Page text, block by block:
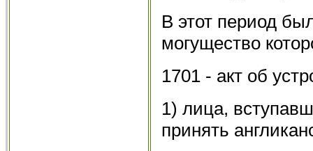
В этот период
могущество
1701 - акт об
1) лица,
принять